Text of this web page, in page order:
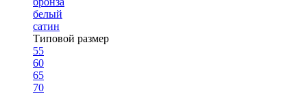
белый
сатин
Типовой размер
55
60
65
70